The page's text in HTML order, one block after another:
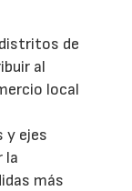
de
al
local
y ejes
la
más